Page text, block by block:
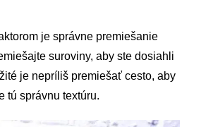
je správne premiešanie
suroviny, aby ste dosiahli
je nepríliš premiešať cesto, aby
tú správnu textúru.